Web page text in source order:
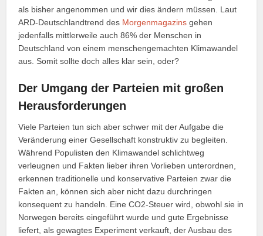
als bisher angenommen und wir dies ändern müssen. Laut
ARD-Deutschlandtrend des Morgenmagazins gehen
jedenfalls mittlerweile auch 86% der Menschen in
Deutschland von einem menschengemachten Klimawandel
aus. Somit sollte doch alles klar sein, oder?
Der Umgang der Parteien mit großen
Herausforderungen
Viele Parteien tun sich aber schwer mit der Aufgabe die
Veränderung einer Gesellschaft konstruktiv zu begleiten.
Während Populisten den Klimawandel schlichtweg
verleugnen und Fakten lieber ihren Vorlieben unterordnen,
erkennen traditionelle und konservative Parteien zwar die
Fakten an, können sich aber nicht dazu durchringen
konsequent zu handeln. Eine CO2-Steuer wird, obwohl sie in
Norwegen bereits eingeführt wurde und gute Ergebnisse
liefert, als gewagtes Experiment verkauft, der Ausbau des